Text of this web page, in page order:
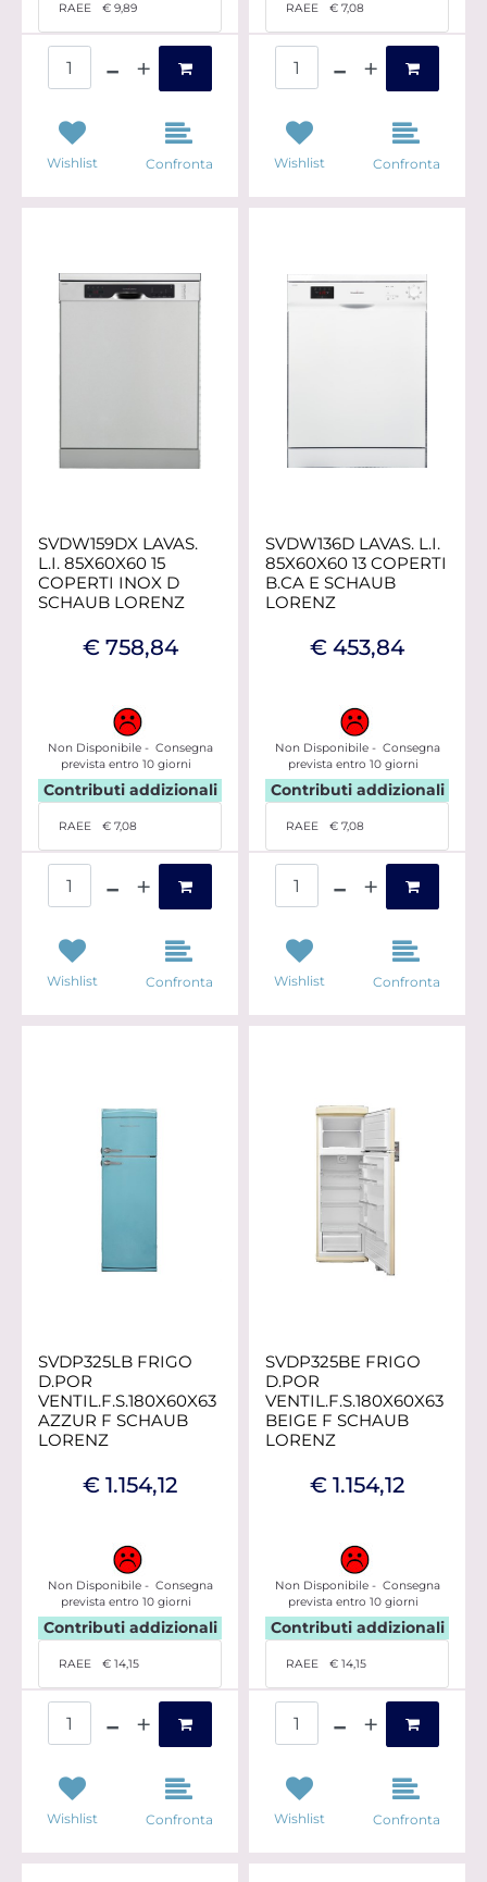
RAEE € 9,89
Wishlist Confronta
RAEE € 7,08
Wishlist Confronta
SVDW159DX LAVAS.
L.I. 85X60X60 15
COPERTI INOX D
SCHAUB LORENZ
€ 758,84
Non Disponibile - Consegna
prevista entro 10 giorni
Contributi addizionali
RAEE € 7,08
Wishlist Confronta
SVDW136D LAVAS. L.I.
85X60X60 13 COPERTI
B.CA E SCHAUB
LORENZ
€ 453,84
Non Disponibile - Consegna
prevista entro 10 giorni
Contributi addizionali
RAEE € 7,08
Wishlist Confronta
SVDP325LB FRIGO
D.POR
VENTIL.F.S.180X60X63
AZZUR F SCHAUB
LORENZ
€ 1.154,12
Non Disponibile - Consegna
prevista entro 10 giorni
Contributi addizionali
RAEE € 14,15
Wishlist Confronta
SVDP325BE FRIGO
D.POR
VENTIL.F.S.180X60X63
BEIGE F SCHAUB
LORENZ
€ 1.154,12
Non Disponibile - Consegna
prevista entro 10 giorni
Contributi addizionali
RAEE € 14,15
Wishlist Confronta